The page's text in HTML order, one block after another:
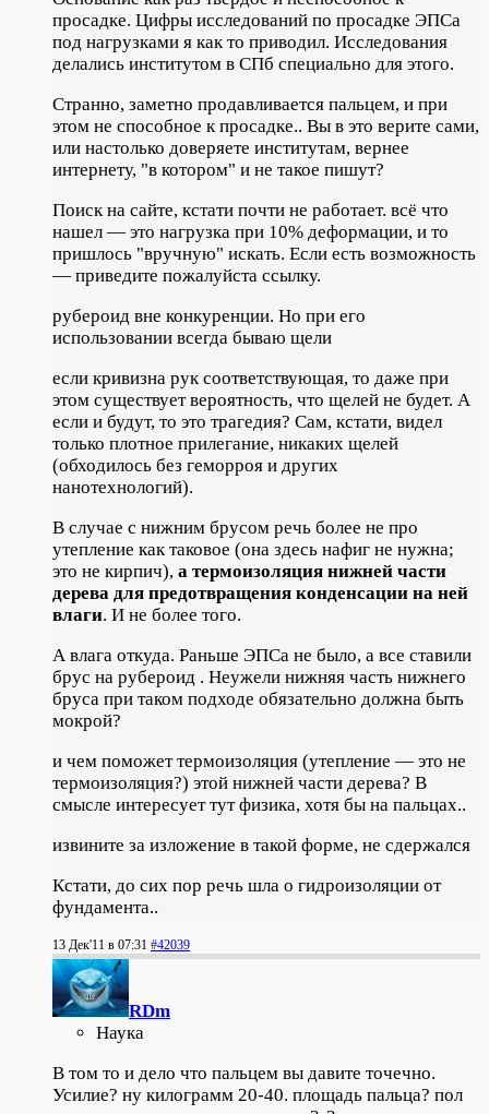
просадке. Цифры исследований по просадке ЭПСа
под нагрузками я как то приводил. Исследования
делались институтом в СПб специально для этого.
Странно, заметно продавливается пальцем, и при
этом не способное к просадке.. Вы в это верите сами,
или настолько доверяете институтам, вернее
интернету, "в котором" и не такое пишут?
Поиск на сайте, кстати почти не работает. всё что
нашел — это нагрузка при 10% деформации, и то
пришлось "вручную" искать. Если есть возможность
— приведите пожалуйста ссылку.
рубероид вне конкуренции. Но при его
использовании всегда бываю щели
если кривизна рук соответствующая, то даже при
этом существует вероятность, что щелей не будет. А
если и будут, то это трагедия? Сам, кстати, видел
только плотное прилегание, никаких щелей
(обходилось без геморроя и других
нанотехнологий).
В случае с нижним брусом речь более не про
утепление как таковое (она здесь нафиг не нужна;
это не кирпич), а термоизоляция нижней части
дерева для предотвращения конденсации на ней
влаги. И не более того.
А влага откуда. Раньше ЭПСа не было, а все ставили
брус на рубероид . Неужели нижняя часть нижнего
бруса при таком подходе обязательно должна быть
мокрой?
и чем поможет термоизоляция (утепление — это не
термоизоляция?) этой нижней части дерева? В
смысле интересует тут физика, хотя бы на пальцах..
извините за изложение в такой форме, не сдержался
Кстати, до сих пор речь шла о гидроизоляции от
фундамента..
13 Дек'11 в 07:31 #42039
RDm
Наука
В том то и дело что пальцем вы давите точечно.
Усилие? ну килограмм 20-40. площадь пальца? пол